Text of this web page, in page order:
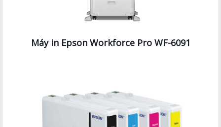
Máy in Epson Workforce Pro WF-6091